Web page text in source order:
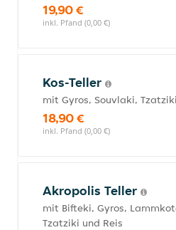
19,90 €
inkl. Pfand (0,00 €)
Kos-Teller
mit Gyros, Souvlaki,
18,90 €
inkl. Pfand (0,00 €)
Akropolis Teller
mit Bifteki, Gyros,
Tzatziki und Reis